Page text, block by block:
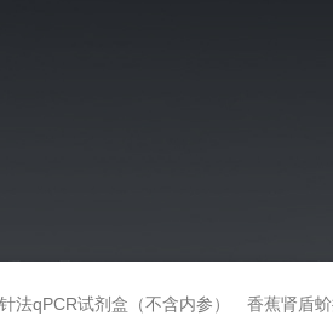
法qPCR试剂盒（不含内参） 香蕉肾盾